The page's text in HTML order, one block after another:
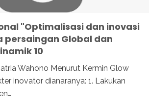
"Optimalisasi dan inovasi
persaingan Global dan
10
Wahono Menurut Kermin Glow
inovator dianaranya: 1. Lakukan